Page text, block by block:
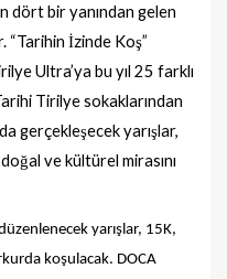
dört bir yanından gelen
“Tarihin İzinde Koş”
Ultra’ya bu yıl 25 farklı
Tirilye sokaklarından
gerçekleşecek yarışlar,
ğal ve kültürel mirasını
yarışlar, 15K,
koşulacak. DOCA